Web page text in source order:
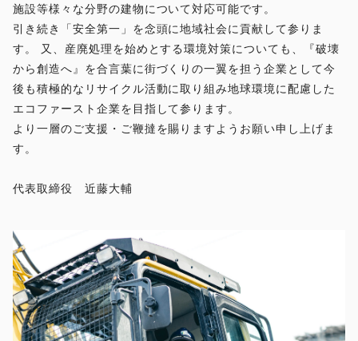
施設等様々な分野の建物について対応可能です。
引き続き「安全第一」を念頭に地域社会に貢献して参りま
す。 又、産廃処理を始めとする環境対策についても、『破壊
から創造へ』を合言葉に街づくりの一翼を担う企業として今
後も積極的なリサイクル活動に取り組み地球環境に配慮した
エコファースト企業を目指して参ります。
より一層のご支援・ご鞭撻を賜りますようお願い申し上げま
す。
代表取締役 近藤大輔